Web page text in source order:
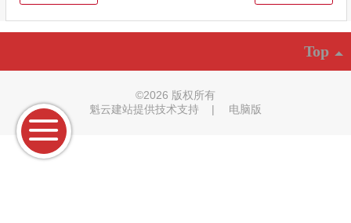
Top
©2026 版权所有
魁云建站提供技术支持
| 电脑版